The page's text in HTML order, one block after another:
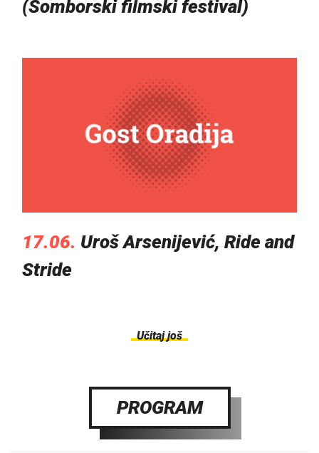
(Somborski filmski festival)
17.06. Uroš Arsenijević, Ride and
Stride
Učitaj još
PROGRAM